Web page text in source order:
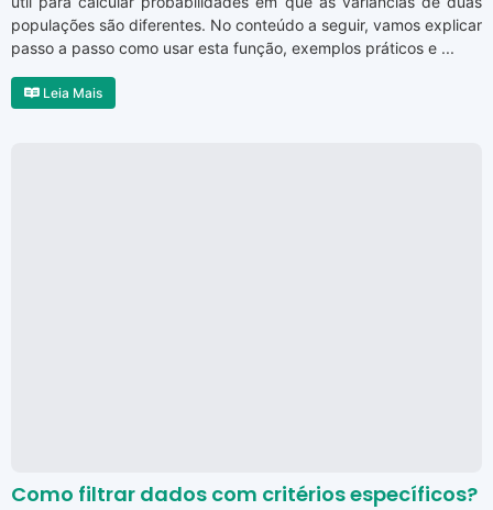
populações são diferentes. No conteúdo a seguir, vamos explicar
passo a passo como usar esta função, exemplos práticos e ...
Leia Mais
Como filtrar dados com critérios específicos?